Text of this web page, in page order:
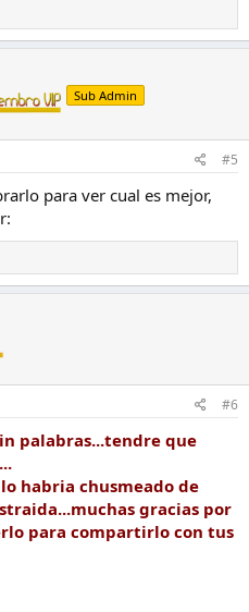
Sub Admin
#5
para ver cual es mejor,
#6
palabras...tendre que
habria chusmeado de
gracias por
para compartirlo con tus